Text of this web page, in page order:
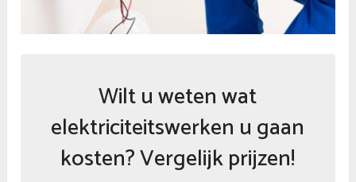
Wilt u weten wat
elektriciteitswerken u gaan
kosten? Vergelijk prijzen!